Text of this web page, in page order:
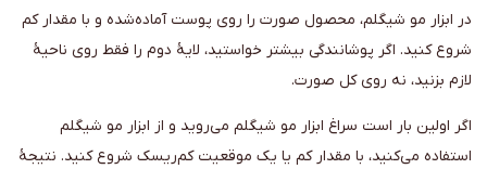
در ابزار مو شیگلم، محصول صورت را روی پوست آماده‌شده و با مقدار کم
شروع کنید. اگر پوشانندگی بیشتر خواستید، لایهٔ دوم را فقط روی ناحیهٔ
لازم بزنید، نه روی کل صورت.
اگر اولین بار است سراغ ابزار مو شیگلم می‌روید و از ابزار مو شیگلم
استفاده می‌کنید، با مقدار کم یا یک موقعیت کم‌ریسک شروع کنید. نتیجهٔ